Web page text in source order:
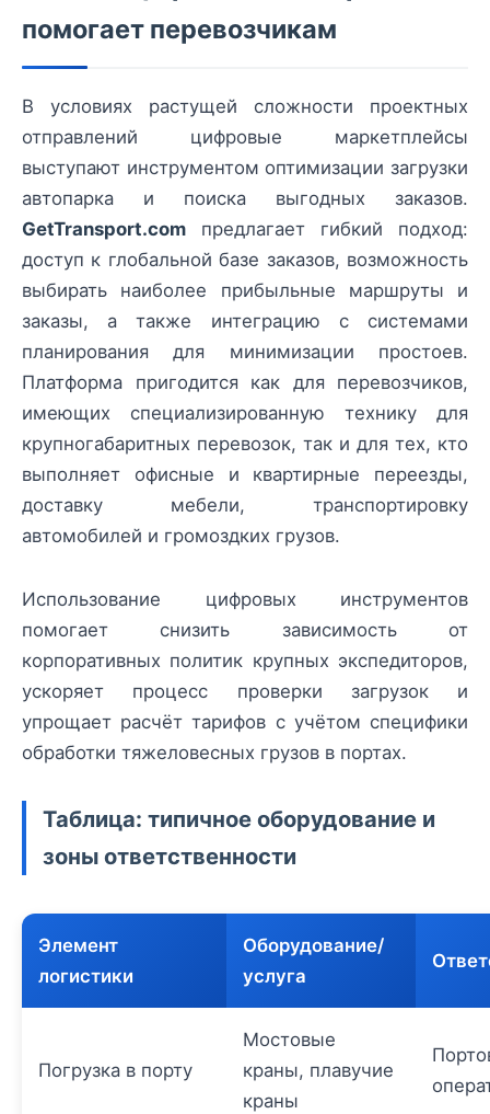
помогает перевозчикам
В условиях растущей сложности проектных
отправлений цифровые маркетплейсы
выступают инструментом оптимизации загрузки
автопарка и поиска выгодных заказов.
GetTransport.com предлагает гибкий подход:
доступ к глобальной базе заказов, возможность
выбирать наиболее прибыльные маршруты и
заказы, а также интеграцию с системами
планирования для минимизации простоев.
Платформа пригодится как для перевозчиков,
имеющих специализированную технику для
крупногабаритных перевозок, так и для тех, кто
выполняет офисные и квартирные переезды,
доставку мебели, транспортировку
автомобилей и громоздких грузов.
Использование цифровых инструментов
помогает снизить зависимость от
корпоративных политик крупных экспедиторов,
ускоряет процесс проверки загрузок и
упрощает расчёт тарифов с учётом специфики
обработки тяжеловесных грузов в портах.
Таблица: типичное оборудование и
зоны ответственности
Элемент
логистики
Оборудование/
услуга
Погрузка в порту
Мостовые
краны, плавучие
краны